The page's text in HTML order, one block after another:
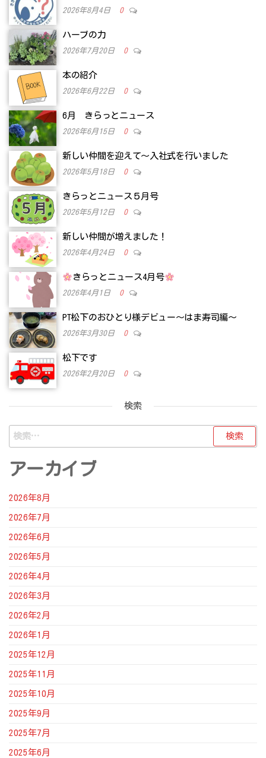
2026年8月4日 0
ハーブの力
2026年7月20日 0
本の紹介
2026年6月22日 0
6月 きらっとニュース
2026年6月15日 0
新しい仲間を迎えて～入社式を行いました
2026年5月18日 0
きらっとニュース５月号
2026年5月12日 0
新しい仲間が増えました！
2026年4月24日 0
きらっとニュース4月号
2026年4月1日 0
PT松下のおひとり様デビュー～はま寿司編～
2026年3月30日 0
松下です
2026年2月20日 0
検索
検
索:
アーカイブ
2026年8月
2026年7月
2026年6月
2026年5月
2026年4月
2026年3月
2026年2月
2026年1月
2025年12月
2025年11月
2025年10月
2025年9月
2025年7月
2025年6月